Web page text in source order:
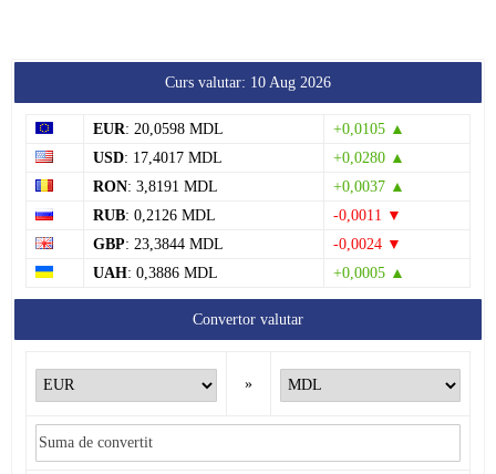
Curs valutar: 10 Aug 2026
EUR: 20,0598 MDL
+0,0105 ▲
USD: 17,4017 MDL
+0,0280 ▲
RON: 3,8191 MDL
+0,0037 ▲
RUB: 0,2126 MDL
-0,0011 ▼
GBP: 23,3844 MDL
-0,0024 ▼
UAH: 0,3886 MDL +0,0005 ▲
Convertor valutar
»